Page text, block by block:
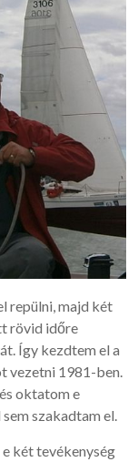
repülni, majd két
rövid időre
Így kezdtem el a
1981-ben.
oktatom e
szakadtam el.
két tevékenység